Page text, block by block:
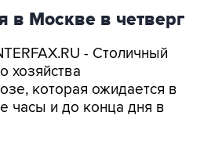
в Москве в четверг
- Столичный
хозяйства
которая ожидается в
часы и до конца дня в